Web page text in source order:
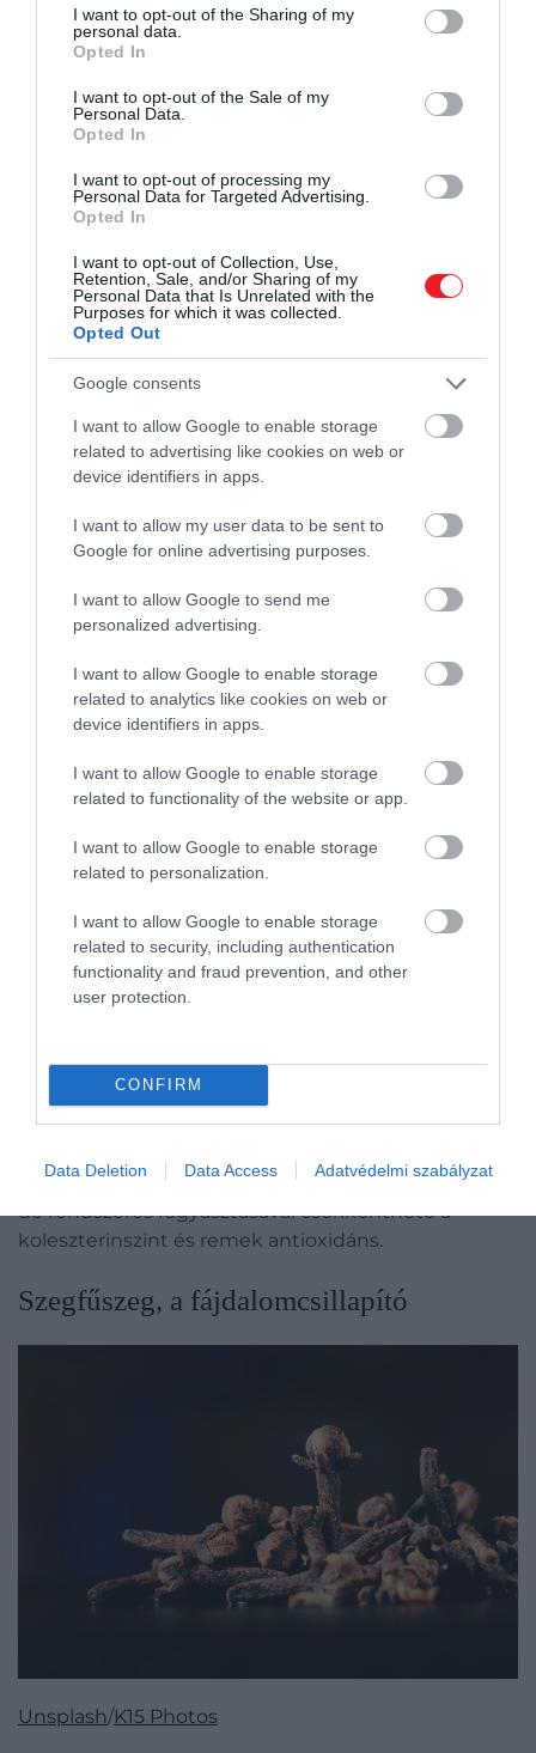
not limited to your visit or usage behaviour. You may click to
grant or deny consent to Google and its third-party tags to
use your data for below specified purposes in below Google
consent section.
I want to opt-out of the Sharing of my
personal data.
Opted In
I want to opt-out of the Sale of my
Personal Data.
Opted In
I want to opt-out of processing my
Personal Data for Targeted Advertising.
Opted In
I want to opt-out of Collection, Use,
Retention, Sale, and/or Sharing of my
Personal Data that Is Unrelated with the
Purposes for which it was collected.
Opted Out
Google consents
I want to allow Google to enable storage
related to advertising like cookies on web or
device identifiers in apps.
I want to allow my user data to be sent to
Google for online advertising purposes.
I want to allow Google to send me
personalized advertising.
I want to allow Google to enable storage
related to analytics like cookies on web or
device identifiers in apps.
I want to allow Google to enable storage
related to functionality of the website or app.
I want to allow Google to enable storage
related to personalization.
I want to allow Google to enable storage
related to security, including authentication
functionality and fraud prevention, and other
user protection.
CONFIRM
Data Deletion Data Access Adatvédelmi szabályzat
Gyömbér, ami felmelegít
Unsplash/J ulia Topp
A gyömbért rengeteg helyen felhasználhatjuk
használják, Marco Polo is megemlíti feljegyzéseiben.
A középkorban a fűszerkereskedelem egyik
igénytelen növényről van szó: a gumó szüretelése
után sokáig felhasználható, így érthető a
Ázsiában alapfűszer, általában frissen használják
vele. Az egész világon használják üdítőként, teaként,
fűszerként, gyógynövényként.
Jól mutatja a népszerűségét, hogy évente közel
másfél millió gyömbért fogyasztanak világszerte, a
legtöbbet Délkelet-Ázsiában és Indiában.
Mivel gyógynövény ezért rengeteg hasznos élettani
hatása van: hányingercsillapító (utazási betegségre
baktériumölő. Emésztési problémákra, görcsökre jó,
de rendszeres fogyasztásával csökkenthető a
koleszterinszint és remek antioxidáns.
Szegfűszeg, a fájdalomcsillapító
Unsplash/K15 Photos